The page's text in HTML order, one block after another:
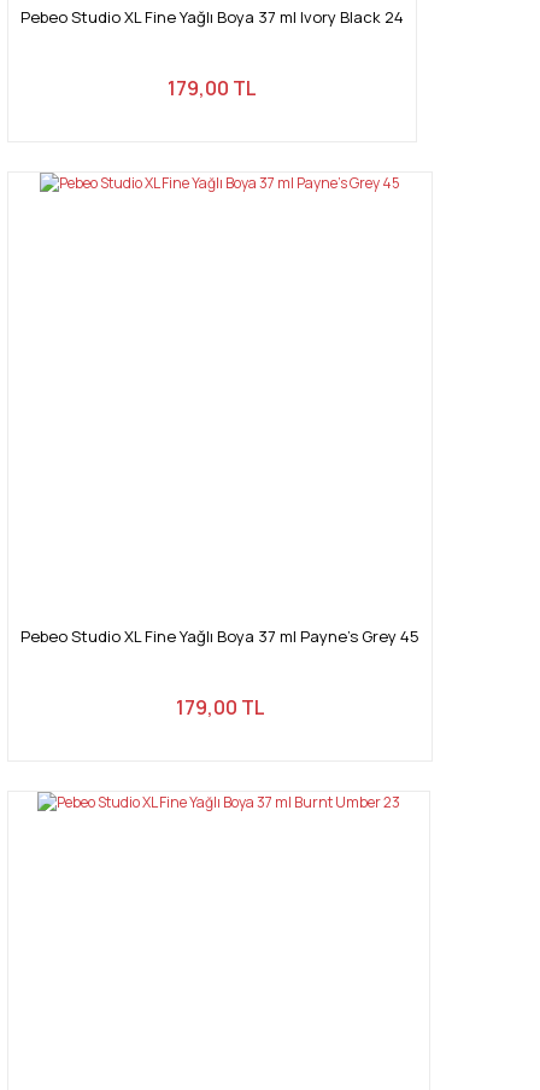
Pebeo Studio XL Fine Yağlı Boya 37 ml Ivory Black 24
179,00 TL
Pebeo Studio XL Fine Yağlı Boya 37 ml Payne's Grey 45
179,00 TL